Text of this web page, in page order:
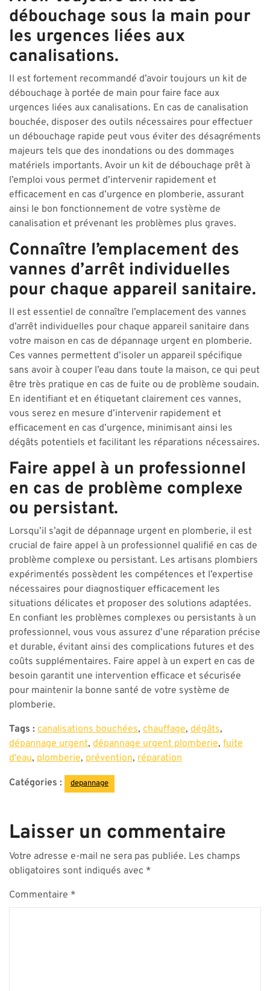
débouchage sous la main pour
les urgences liées aux
canalisations.
Il est fortement recommandé d’avoir toujours un kit de
débouchage à portée de main pour faire face aux
urgences liées aux canalisations. En cas de canalisation
bouchée, disposer des outils nécessaires pour effectuer
un débouchage rapide peut vous éviter des désagréments
majeurs tels que des inondations ou des dommages
matériels importants. Avoir un kit de débouchage prêt à
l’emploi vous permet d’intervenir rapidement et
efficacement en cas d’urgence en plomberie, assurant
ainsi le bon fonctionnement de votre système de
canalisation et prévenant les problèmes plus graves.
Connaître l’emplacement des
vannes d’arrêt individuelles
pour chaque appareil sanitaire.
Il est essentiel de connaître l’emplacement des vannes
d’arrêt individuelles pour chaque appareil sanitaire dans
votre maison en cas de dépannage urgent en plomberie.
Ces vannes permettent d’isoler un appareil spécifique
sans avoir à couper l’eau dans toute la maison, ce qui peut
être très pratique en cas de fuite ou de problème soudain.
En identifiant et en étiquetant clairement ces vannes,
vous serez en mesure d’intervenir rapidement et
efficacement en cas d’urgence, minimisant ainsi les
dégâts potentiels et facilitant les réparations nécessaires.
Faire appel à un professionnel
en cas de problème complexe
ou persistant.
Lorsqu’il s’agit de dépannage urgent en plomberie, il est
crucial de faire appel à un professionnel qualifié en cas de
problème complexe ou persistant. Les artisans plombiers
expérimentés possèdent les compétences et l’expertise
nécessaires pour diagnostiquer efficacement les
situations délicates et proposer des solutions adaptées.
En confiant les problèmes complexes ou persistants à un
professionnel, vous vous assurez d’une réparation précise
et durable, évitant ainsi des complications futures et des
coûts supplémentaires. Faire appel à un expert en cas de
besoin garantit une intervention efficace et sécurisée
pour maintenir la bonne santé de votre système de
plomberie.
Tags : canalisations bouchées, chauffage, dégâts,
dépannage urgent, dépannage urgent plomberie, fuite
d'eau, plomberie, prévention, réparation
Catégories : depannage
Laisser un commentaire
Votre adresse e-mail ne sera pas publiée. Les champs
obligatoires sont indiqués avec *
Commentaire *